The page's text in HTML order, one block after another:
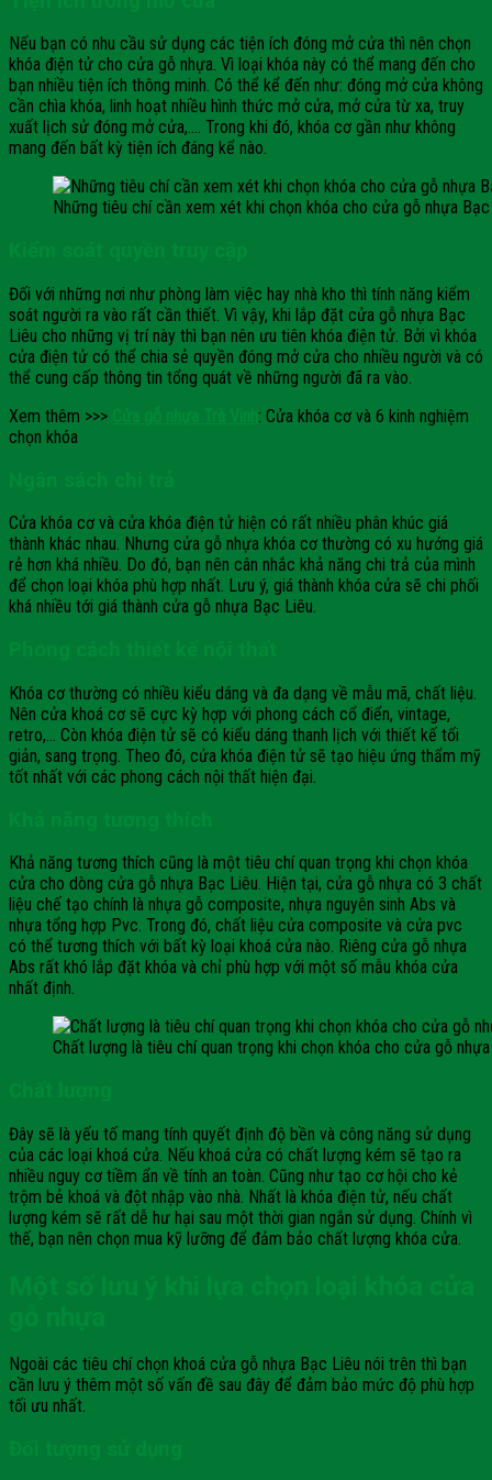
Nếu bạn có nhu cầu sử dụng các tiện ích đóng mở cửa thì nên chọn
khóa điện tử cho cửa gỗ nhựa. Vì loại khóa này có thể mang đến cho
bạn nhiều tiện ích thông minh. Có thể kể đến như: đóng mở cửa không
cần chìa khóa, linh hoạt nhiều hình thức mở cửa, mở cửa từ xa, truy
xuất lịch sử đóng mở cửa,…. Trong khi đó, khóa cơ gần như không
mang đến bất kỳ tiện ích đáng kể nào.
Những tiêu chí cần xem xét khi chọn khóa cho cửa gỗ nhựa
Đối với những nơi như phòng làm việc hay nhà kho thì tính năng kiểm
soát người ra vào rất cần thiết. Vì vậy, khi lắp đặt cửa gỗ nhựa Bạc
Liêu cho những vị trí này thì bạn nên ưu tiên khóa điện tử. Bởi vì khóa
cửa điện tử có thể chia sẻ quyền đóng mở cửa cho nhiều người và có
thể cung cấp thông tin tổng quát về những người đã ra vào.
Xem thêm >>>
: Cửa khóa cơ và 6 kinh nghiệm
chọn khóa
Cửa khóa cơ và cửa khóa điện tử hiện có rất nhiều phân khúc giá
thành khác nhau. Nhưng cửa gỗ nhựa khóa cơ thường có xu hướng giá
rẻ hơn khá nhiều. Do đó, bạn nên cân nhắc khả năng chi trả của mình
để chọn loại khóa phù hợp nhất. Lưu ý, giá thành khóa cửa sẽ chi phối
khá nhiều tới giá thành cửa gỗ nhựa Bạc Liêu.
Khóa cơ thường có nhiều kiểu dáng và đa dạng về mẫu mã, chất liệu.
Nên cửa khoá cơ sẽ cực kỳ hợp với phong cách cổ điển, vintage,
retro,… Còn khóa điện tử sẽ có kiểu dáng thanh lịch với thiết kế tối
giản, sang trọng. Theo đó, cửa khóa điện tử sẽ tạo hiệu ứng thẩm mỹ
tốt nhất với các phong cách nội thất hiện đại.
Khả năng tương thích cũng là một tiêu chí quan trọng khi chọn khóa
cửa cho dòng cửa gỗ nhựa Bạc Liêu. Hiện tại, cửa gỗ nhựa có 3 chất
liệu chế tạo chính là nhựa gỗ composite, nhựa nguyên sinh Abs và
nhựa tổng hợp Pvc. Trong đó, chất liệu cửa composite và cửa pvc
có thể tương thích với bất kỳ loại khoá cửa nào. Riêng cửa gỗ nhựa
Abs rất khó lắp đặt khóa và chỉ phù hợp với một số mẫu khóa cửa
nhất định.
Chất lượng là tiêu chí quan trọng khi chọn khóa cho cửa gỗ
Đây sẽ là yếu tố mang tính quyết định độ bền và công năng sử dụng
của các loại khoá cửa. Nếu khoá cửa có chất lượng kém sẽ tạo ra
nhiều nguy cơ tiềm ẩn về tính an toàn. Cũng như tạo cơ hội cho kẻ
trộm bẻ khoá và đột nhập vào nhà. Nhất là khóa điện tử, nếu chất
lượng kém sẽ rất dễ hư hại sau một thời gian ngắn sử dụng. Chính vì
thế, bạn nên chọn mua kỹ lưỡng để đảm bảo chất lượng khóa cửa.
Ngoài các tiêu chí chọn khoá cửa gỗ nhựa Bạc Liêu nói trên thì bạn
cần lưu ý thêm một số vấn đề sau đây để đảm bảo mức độ phù hợp
tối ưu nhất.